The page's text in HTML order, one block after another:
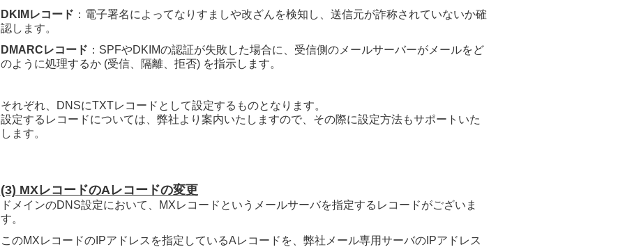
DKIMレコード ：電子署名によってなりすましや改ざんを検知し、送信元が詐称されていないか確
認します。
DMARCレコード ：SPFやDKIMの認証が失敗した場合に、受信側のメールサーバーがメールをど
のように処理するか (受信、隔離、拒否) を指示します。
それぞれ、DNSにTXTレコードとして設定するものとなります。
設定するレコードについては、弊社より案内いたしますので、その際に設定方法もサポートいた
します。
(3) MXレコードのAレコードの変更
ドメインのDNS設定において、MXレコードというメールサーバを指定するレコードがございま
す。
このMXレコードのIPアドレスを指定しているAレコードを、弊社メール専用サーバのIPアドレス